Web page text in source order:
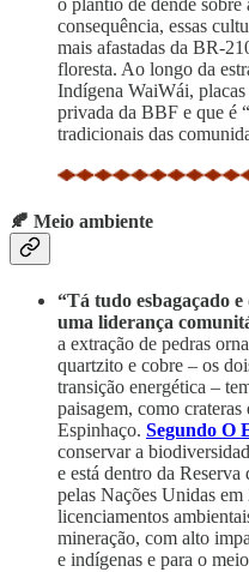
consequência, essas
mais afastadas da BR-
floresta. Ao longo da
Indígena WaiWái,
privada da BBF e que é
tradicionais das
🍂 Meio ambiente
“Tá tudo esbagaçado
uma liderança
a extração de pedras
quartzito e cobre – os
transição energética –
paisagem, como crateras
Espinhaço. Segundo O
conservar a
e está dentro da
pelas Nações Unidas
licenciamentos
mineração, com alto
e indígenas e para o